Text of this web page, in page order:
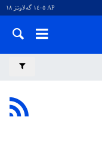
AP ١٤٠٥ گەلاوێژ ١٨